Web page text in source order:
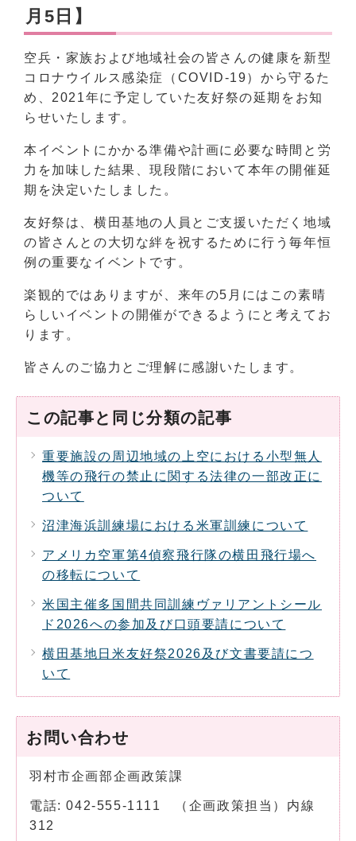
月5日】
空兵・家族および地域社会の皆さんの健康を新型
コロナウイルス感染症（COVID-19）から守るた
め、2021年に予定していた友好祭の延期をお知
らせいたします。
本イベントにかかる準備や計画に必要な時間と労
力を加味した結果、現段階において本年の開催延
期を決定いたしました。
友好祭は、横田基地の人員とご支援いただく地域
の皆さんとの大切な絆を祝するために行う毎年恒
例の重要なイベントです。
楽観的ではありますが、来年の5月にはこの素晴
らしいイベントの開催ができるようにと考えてお
ります。
皆さんのご協力とご理解に感謝いたします。
この記事と同じ分類の記事
重要施設の周辺地域の上空における小型無人
機等の飛行の禁止に関する法律の一部改正に
ついて
沼津海浜訓練場における米軍訓練について
アメリカ空軍第4偵察飛行隊の横田飛行場へ
の移転について
米国主催多国間共同訓練ヴァリアントシール
ド2026への参加及び口頭要請について
横田基地日米友好祭2026及び文書要請につ
いて
お問い合わせ
羽村市企画部企画政策課
電話: 042-555-1111 （企画政策担当）内線
312